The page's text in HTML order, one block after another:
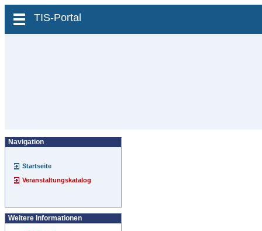
zum Inhalt wechseln
TIS-Portal
Navigation
Startseite
Veranstaltungskatalog
Weitere Informationen